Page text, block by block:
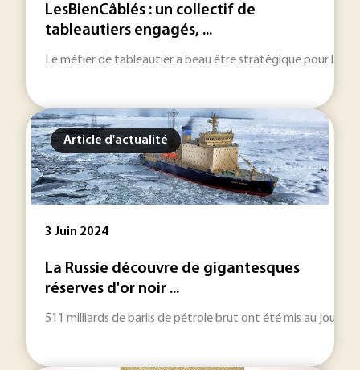
LesBienCâblés : un collectif de
tableautiers engagés, ...
Le métier de tableautier a beau être stratégique pour la
Article d'actualité
3 Juin 2024
La Russie découvre de gigantesques
réserves d'or noir ...
511 milliards de barils de pétrole brut ont été mis au jour